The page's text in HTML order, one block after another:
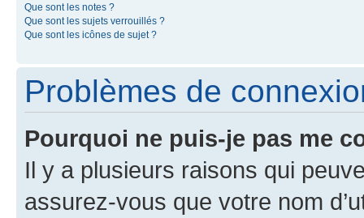
Que sont les notes ?
Que sont les sujets verrouillés ?
Que sont les icônes de sujet ?
Problèmes de
Pourquoi ne puis-je pas me
Il y a plusieurs raisons qui
assurez-vous que votre nom